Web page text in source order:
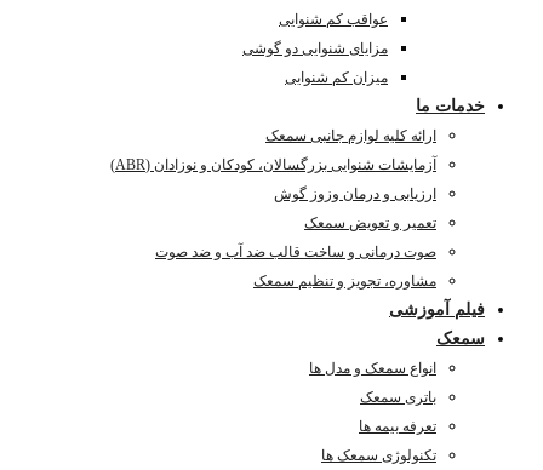
عواقب کم شنوایی
مزایای شنوایی دو گوشی
میزان کم شنوایی
خدمات ما
ارائه کلیه لوازم جانبی سمعک
آزمایشات شنوایی بزرگسالان، کودکان و نوزادان (ABR)
ارزیابی و درمان وزوز گوش
تعمیر و تعویض سمعک
صوت درمانی و ساخت قالب ضد آب و ضد صوت
مشاوره، تجویز و تنظیم سمعک
فیلم آموزشی
سمعک
انواع سمعک و مدل ها
باتری سمعک
تعرفه بیمه ها
تکنولوژی سمعک ها